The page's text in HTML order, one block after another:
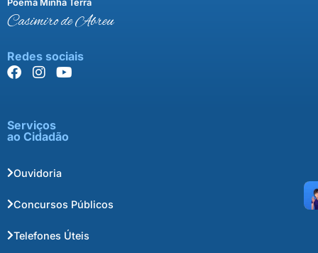
Poema Minha Terra
Casimiro de Abreu
Redes sociais
Serviços
ao Cidadão
Ouvidoria
Concursos Públicos
Telefones Úteis